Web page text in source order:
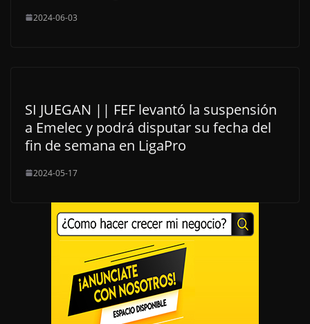
2024-06-03
SI JUEGAN || FEF levantó la suspensión
a Emelec y podrá disputar su fecha del
fin de semana en LigaPro
2024-05-17